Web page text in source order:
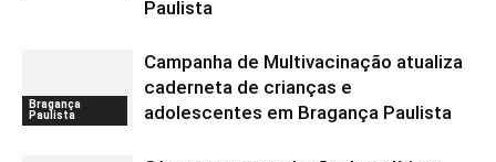
Paulista
Bragança
Paulista
Campanha de Multivacinação atualiza
caderneta de crianças e
adolescentes em Bragança Paulista